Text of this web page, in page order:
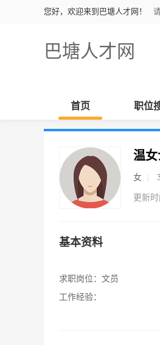
您好，欢迎来到巴塘人才网！
巴塘人才网
首页 职位
温女
女
更新
基本资料
求职岗位： 文员
工作经验：